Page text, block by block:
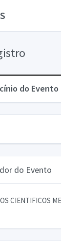
do
do Evento
CIENTIFICOS